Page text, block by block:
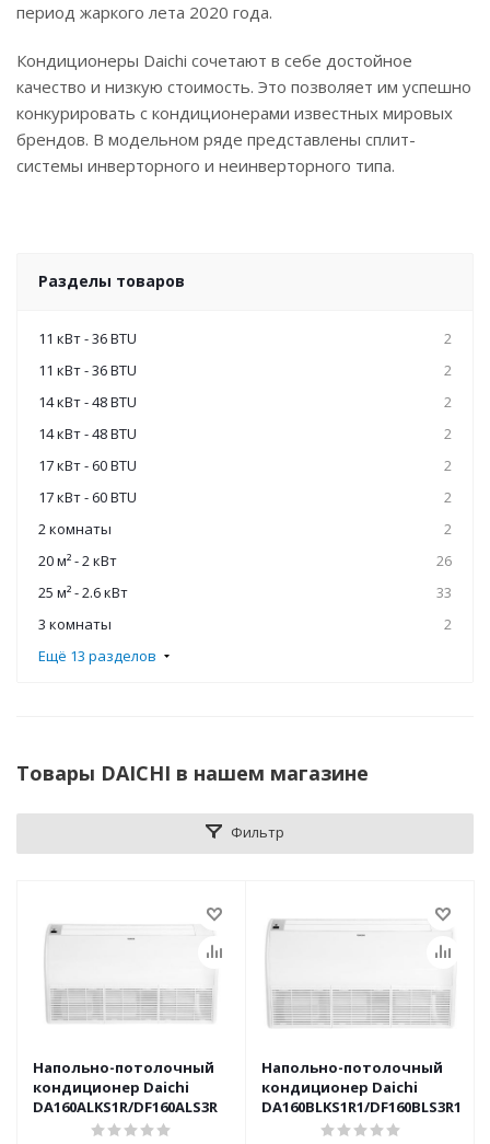
период жаркого лета 2020 года.
Кондиционеры Daichi сочетают в себе достойное
качество и низкую стоимость. Это позволяет им успешно
конкурировать с кондиционерами известных мировых
брендов. В модельном ряде представлены сплит-
системы инверторного и неинверторного типа.
Разделы товаров
11 кВт - 36 BTU
2
11 кВт - 36 BTU
2
14 кВт - 48 BTU
2
14 кВт - 48 BTU
2
17 кВт - 60 BTU
2
17 кВт - 60 BTU
2
2 комнаты
2
20 м² - 2 кВт
26
25 м² - 2.6 кВт
33
3 комнаты
2
Ещё 13 разделов
Товары DAICHI в нашем магазине
Фильтр
Напольно-потолочный
кондиционер Daichi
DA160ALKS1R/DF160ALS3R
Напольно-потолочный
кондиционер Daichi
DA160BLKS1R1/DF160BLS3R1